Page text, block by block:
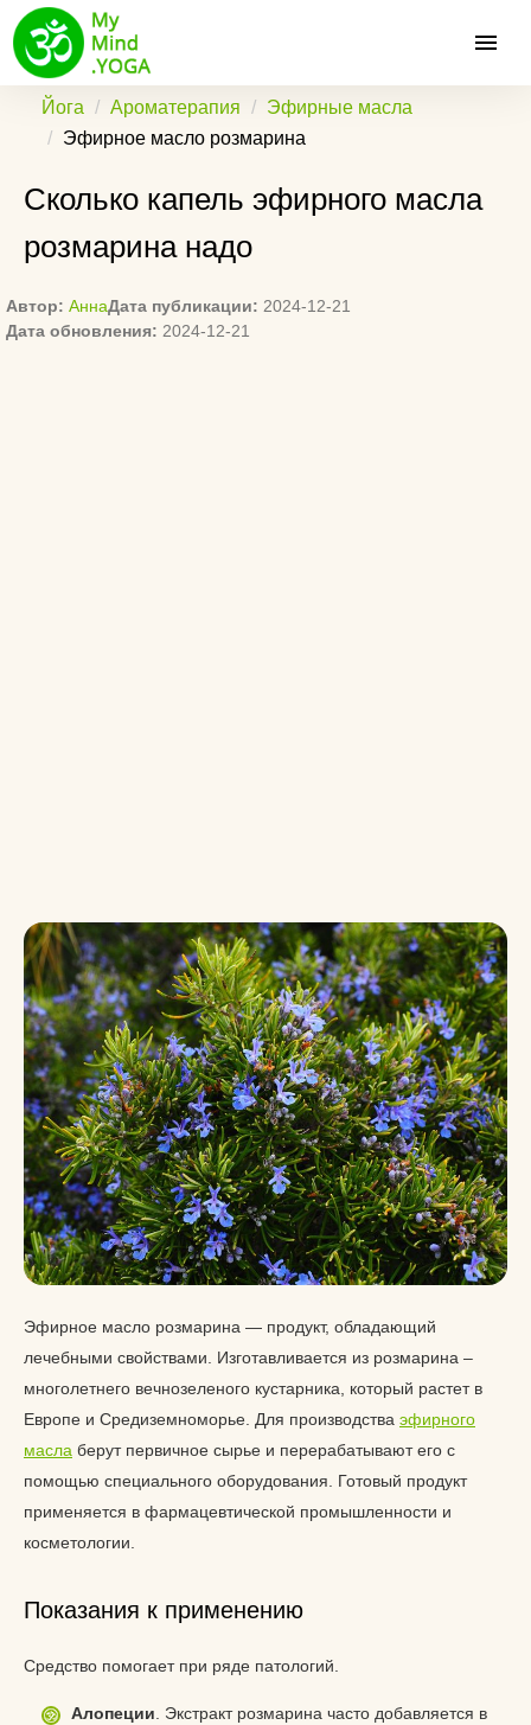
Йога Ароматерапия
Эфирные масла
Эфирное масло розмарина
Сколько капель эфирного масла
розмарина надо
Автор: АннаДата публикации: 2024-12-21
Дата обновления: 2024-12-21
Эфирное масло розмарина — продукт, обладающий
лечебными свойствами. Изготавливается из розмарина –
многолетнего вечнозеленого кустарника, который растет в
Европе и Средиземноморье. Для производства эфирного
масла берут первичное сырье и перерабатывают его с
помощью специального оборудования. Готовый продукт
применяется в фармацевтической промышленности и
косметологии.
Показания к применению
Средство помогает при ряде патологий.
Алопеции . Экстракт розмарина часто добавляется в